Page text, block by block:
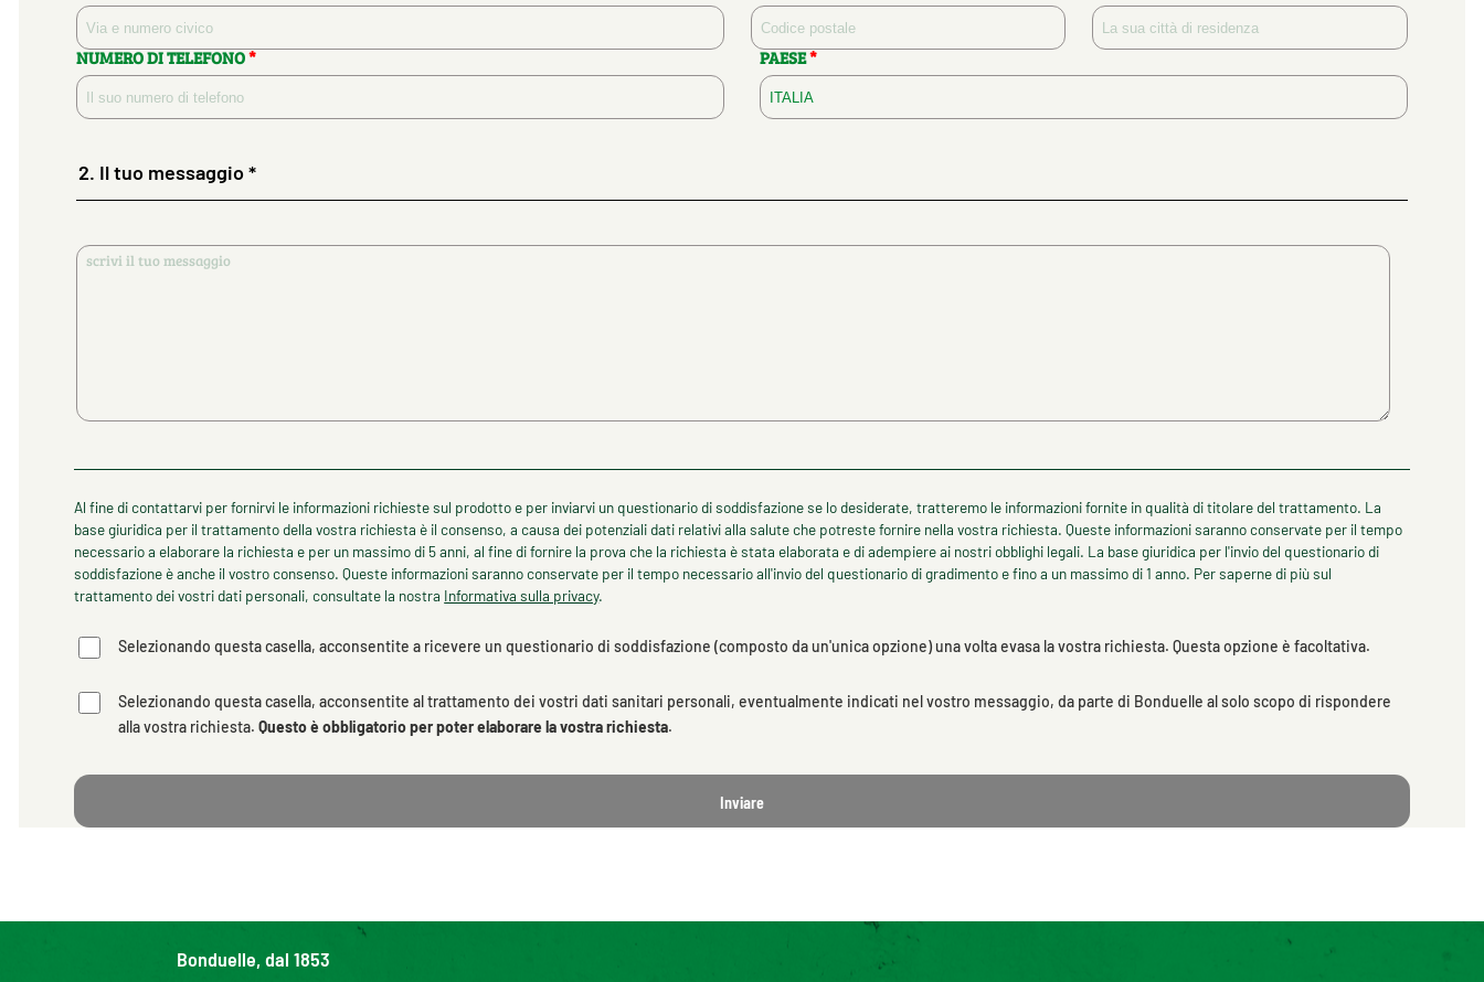
NUMERO DI TELEFONO* PAESE*
2. Il tuo messaggio *
Al fine di contattarvi per fornirvi le informazioni richieste sul prodotto e per inviarvi un questionario di soddisfazione se lo desiderate, tratteremo le informazioni fornite in qualità di titolare del trattamento. La
base giuridica per il trattamento della vostra richiesta è il consenso, a causa dei potenziali dati relativi alla salute che potreste fornire nella vostra richiesta. Queste informazioni saranno conservate per il tempo
necessario a elaborare la richiesta e per un massimo di 5 anni, al fine di fornire la prova che la richiesta è stata elaborata e di adempiere ai nostri obblighi legali. La base giuridica per l'invio del questionario di
soddisfazione è anche il vostro consenso. Queste informazioni saranno conservate per il tempo necessario all'invio del questionario di gradimento e fino a un massimo di 1 anno. Per saperne di più sul
trattamento dei vostri dati personali, consultate la nostra Informativa sulla privacy.
Selezionando questa casella, acconsentite a ricevere un questionario di soddisfazione (composto da un'unica opzione) una volta evasa la vostra richiesta. Questa opzione è facoltativa.
Selezionando questa casella, acconsentite al trattamento dei vostri dati sanitari personali, eventualmente indicati nel vostro messaggio, da parte di Bonduelle al solo scopo di rispondere
alla vostra richiesta.Questo è obbligatorio per poter elaborare la vostra richiesta.
Inviare
Bonduelle, dal 1853